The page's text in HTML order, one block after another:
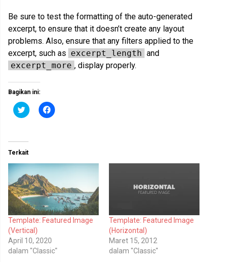
Be sure to test the formatting of the auto-generated
excerpt, to ensure that it doesn’t create any layout
problems. Also, ensure that any filters applied to the
excerpt, such as excerpt_length and
excerpt_more , display properly.
Bagikan ini:
K
l
n
t
u
k
b
e
r
b
a
g
i
p
a
d
a
T
w
i
K
l
k
m
b
a
g
i
k
a
F
a
Terkait
Template: Featured Image
(Vertical)
April 10, 2020
dalam "Classic"
Template: Featured Image
(Horizontal)
Maret 15, 2012
dalam "Classic"